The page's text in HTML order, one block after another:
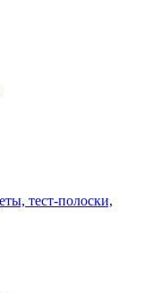
тест-полоски,